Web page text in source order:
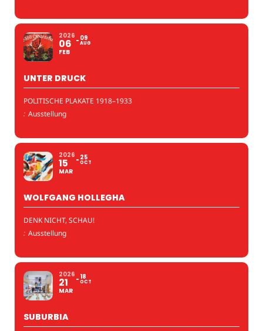
2026
06
FEB
09
AUG
UNTER DRUCK
POLITISCHE PLAKATE 1918–1933
: Ausstellung
2026
15
MAR
25
OCT
WOLFGANG HOLLEGHA
DENK NICHT, SCHAU!
: Ausstellung
2026
21
MAR
18
OCT
SUBURBIA